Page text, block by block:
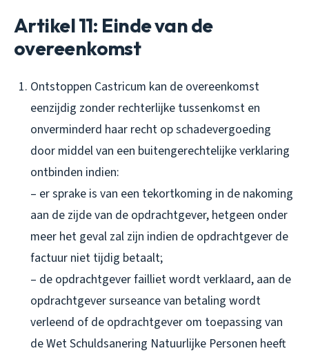
Artikel 11: Einde van de
overeenkomst
Ontstoppen Castricum kan de overeenkomst
eenzijdig zonder rechterlijke tussenkomst en
onverminderd haar recht op schadevergoeding
door middel van een buitengerechtelijke verklaring
ontbinden indien:
– er sprake is van een tekortkoming in de nakoming
aan de zijde van de opdrachtgever, hetgeen onder
meer het geval zal zijn indien de opdrachtgever de
factuur niet tijdig betaalt;
– de opdrachtgever failliet wordt verklaard, aan de
opdrachtgever surseance van betaling wordt
verleend of de opdrachtgever om toepassing van
de Wet Schuldsanering Natuurlijke Personen heeft